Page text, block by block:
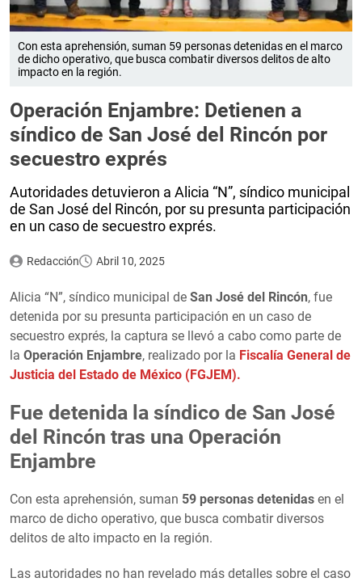
Con esta aprehensión, suman 59 personas detenidas en el marco
de dicho operativo, que busca combatir diversos delitos de alto
impacto en la región.
Operación Enjambre: Detienen a
síndico de San José del Rincón por
secuestro exprés
Autoridades detuvieron a Alicia “N”, síndico municipal
de San José del Rincón, por su presunta participación
en un caso de secuestro exprés.
Redacción Abril 10, 2025
Alicia “N”, síndico municipal de San José del Rincón, fue
detenida por su presunta participación en un caso de
secuestro exprés, la captura se llevó a cabo como parte de
la Operación Enjambre, realizado por la Fiscalía General de
Justicia del Estado de México (FGJEM).
Fue detenida la síndico de San José
del Rincón tras una Operación
Enjambre
Con esta aprehensión, suman 59 personas detenidas en el
marco de dicho operativo, que busca combatir diversos
delitos de alto impacto en la región.
Las autoridades no han revelado más detalles sobre el caso